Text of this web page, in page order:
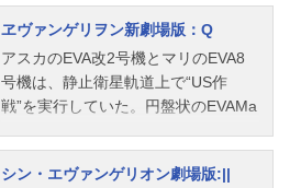
樋口真嗣 鶴巻和哉キャラクターデ
ザイン：貞本義行メカニックデザイ
ン：山下いくと 庵野秀明作画監...
ル：石田彰キール・ローレンツ：麦
人スタッフ企画：GAINAX原作：GAI
NAX 庵野秀明総監督：庵野秀明監
督：摩砂雪（DEATH） 鶴巻和哉
（REBIRTH）製作：角川歴彦（角川
ド） 山賀博之（ガイナックス）
倉益琢眞（テレビ東京）プロデュー
のか。作品名新世紀エヴァンゲリオ
ン劇場版Air／まごころを、君に放送
形態劇場版アニメシリーズ新世紀エ
ヴァンゲリオンスケジュール1997年
7月19日（土）キャスト碇シンジ：緒
イ：林原めぐみ惣流・アスカ・ラン
グレー：宮村優子赤木リツコ：山口
語られ、1本の映画として再構成され
ている。クライマックスは、国家規
模のオペレーションを描いた「ヤシ
マ作戦」。日本中の電力を箱根の一
点に集め、シンジのEVA初号機が狙
大プロジェクトだ。自在に変形と攻
撃を繰り返し、ネルフ本部へ侵入し
知の領域へ突入する。綾波レイと人
気を二分するヒロイン、アスカがエ
ヴァンゲリオン2号機に乗って参戦。
加えて魅惑の新ヒロイン、マリが登
場する。謎の敵性体“使徒”とEVAシリ
設5号機の参加で、さらに激しくエス
カレートしていく。スクリーンに
ヱヴァンゲリヲン新劇場版：Q
アスカのEVA改2号機とマリのEVA8
号機は、静止衛星軌道上で“US作
戦”を実行していた。円盤状のEVAMa
奪いとるミッションだ。ようやく目
ざめたシンジの前には、思いがけな
シン・エヴァンゲリオン劇場版:||